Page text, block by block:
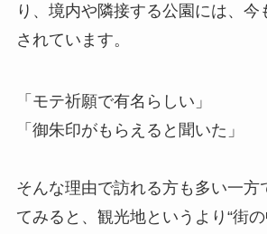
り、境内や隣接する公園には、今
されています。
「モテ祈願で有名らしい」
「御朱印がもらえると聞いた」
そんな理由で訪れる方も多い一方
てみると、観光地というより“街